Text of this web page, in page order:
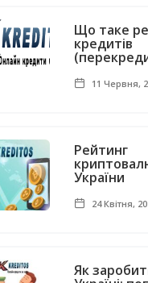
Що таке
кредитів
11 Червня,
Рейтинг
України
24 Квітня,
Як